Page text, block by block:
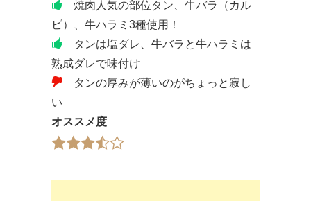
焼肉人気の部位タン、牛バラ（カル
ビ）、牛ハラミ3種使用！
タンは塩ダレ、牛バラと牛ハラミは
熟成ダレで味付け
タンの厚みが薄いのがちょっと寂し
い
オススメ度